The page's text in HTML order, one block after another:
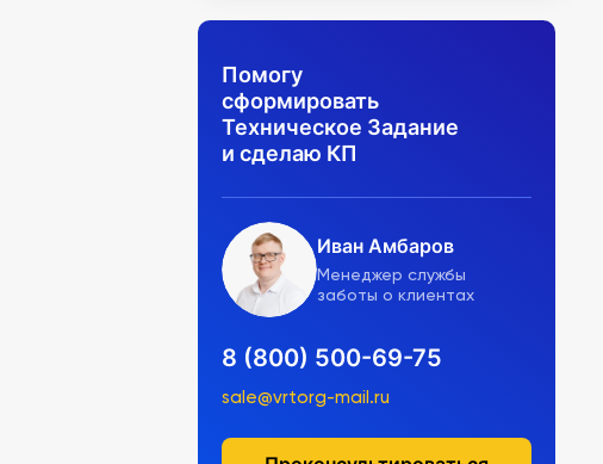
Помогу
сформировать
Техническое Задание
и сделаю КП
Иван Амбаров
Менеджер службы
заботы о клиентах
8 (800) 500-69-75
sale@vrtorg-mail.ru